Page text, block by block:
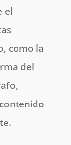
el
como la
del